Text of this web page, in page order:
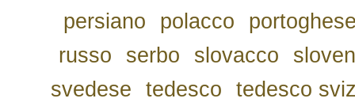
persiano
polacco
russo
serbo slovacco
svedese
tedesco
tedesco